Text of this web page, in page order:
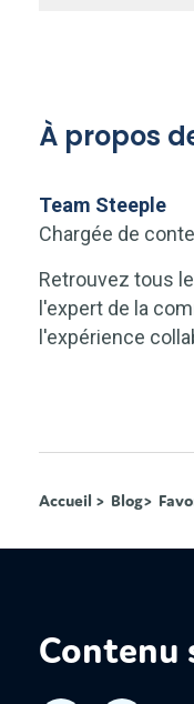
À propos
Team Steeple
Chargée de
Retrouvez tous
l'expert de la
l'expérience
Accueil > Blog>
Contenu